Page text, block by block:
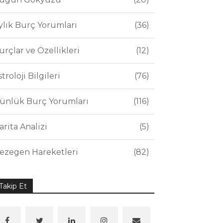
Burç Yorumları 36
ve Özellikleri 12
Bilgileri 76
Burç Yorumları 116
Analizi 5
Hareketleri 82
Et